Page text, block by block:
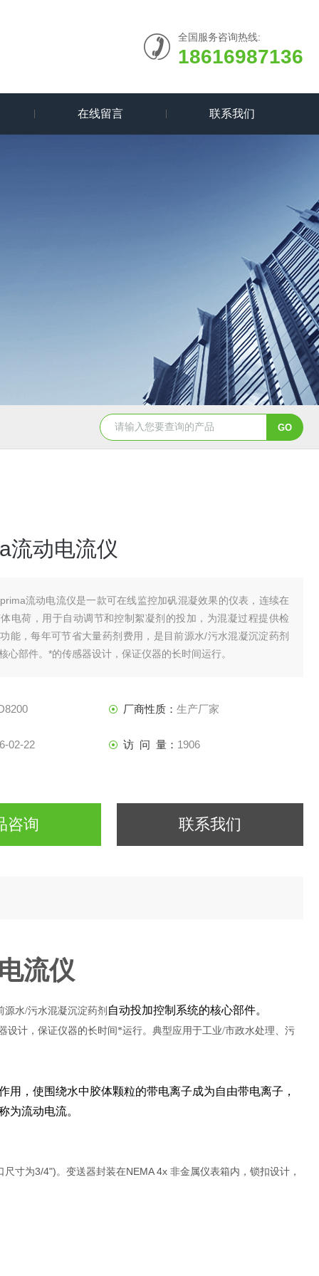
全国服务咨询热线:
18616987136
在线留言 联系我们
Aqualysis 300自来水消毒检测余氯/
流动电流仪
流动电流仪是一款可在线监控加矾混凝效果的仪表，连续在
电荷，用于自动调节和控制絮凝剂的投加，为混凝过程提供检
能，每年可节省大量药剂费用，是目前源水/污水混凝沉淀药剂
心部件。*的传感器设计，保证仪器的长时间运行。
厂商性质： 生产厂家
02-22 访 问 量： 1906
咨询 联系我们
流仪
水/污水混凝沉淀药剂 自动投加控制系统的核心部件。
设计，保证仪器的长时间*运行。典型应用于工业/市政水处理、污
，使围绕水中胶体颗粒的带电离子成为自由带电离子，
为流动电流。
寸为3/4")。变送器封装在NEMA 4x 非金属仪表箱内，锁扣设计，